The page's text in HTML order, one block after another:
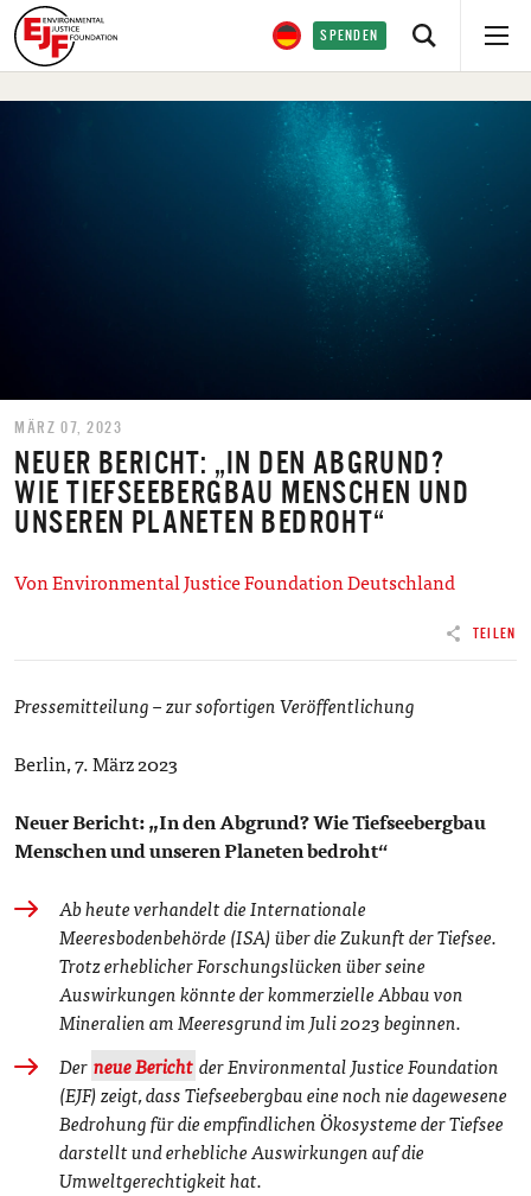
SPENDEN
MÄRZ 07, 2023
NEUER BERICHT: „IN DEN ABGRUND?
WIE TIEFSEEBERGBAU MENSCHEN UND
UNSEREN PLANETEN BEDROHT“
Von Environmental Justice Foundation Deutschland
TEILEN
Pressemitteilung – zur sofortigen Veröffentlichung
Berlin, 7. März 2023
Neuer Bericht: „In den Abgrund? Wie Tiefseebergbau
Menschen und unseren Planeten bedroht“
Ab heute verhandelt die Internationale
Meeresbodenbehörde (ISA) über die Zukunft der Tiefsee.
Trotz erheblicher Forschungslücken über seine
Auswirkungen könnte der kommerzielle Abbau von
Mineralien am Meeresgrund im Juli 2023 beginnen.
Derneue Berichtder Environmental Justice Foundation
(EJF) zeigt, dass Tiefseebergbau eine noch nie dagewesene
Bedrohung für die empfindlichen Ökosysteme der Tiefsee
darstellt und erhebliche Auswirkungen auf die
Umweltgerechtigkeit hat.